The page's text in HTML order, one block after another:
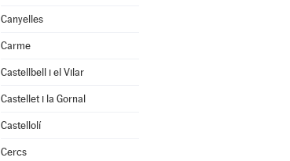
Canyelles
Carme
Castellbell i el Vilar
Castellet i la Gornal
Castellolí
Cercs